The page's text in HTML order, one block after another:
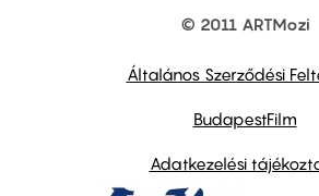
© 2011 ARTMozi
Általános Szerződési
BudapestFilm
Adatkezelési